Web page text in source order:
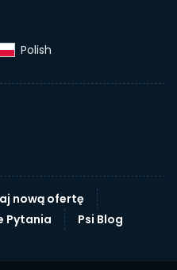
Polish‎
nową ofertę
Pytania
Psi Blog